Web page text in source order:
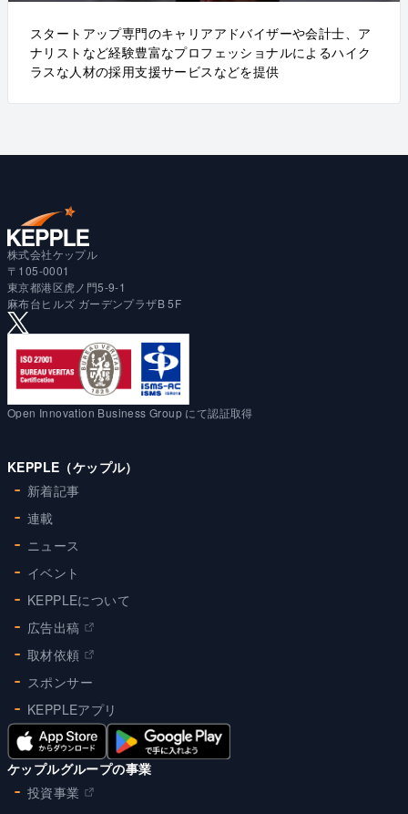
スタートアップ専門のキャリアアドバイザーや会計士、ア
ナリストなど経験豊富なプロフェッショナルによるハイク
ラスな人材の採用支援サービスなどを提供
株式会社ケップル
〒105-0001
東京都港区虎ノ門5-9-1
麻布台ヒルズ ガーデンプラザB 5F
Open Innovation Business Group にて認証取得
KEPPLE（ケップル）
新着記事
連載
ニュース
イベント
KEPPLEについて
広告出稿
取材依頼
スポンサー
KEPPLEアプリ
ケップルグループの事業
投資事業